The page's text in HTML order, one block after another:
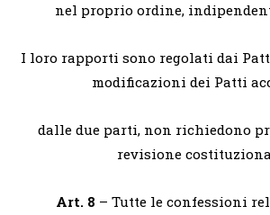
nel proprio ordine,
I loro rapporti sono regolati dai
modificazioni dei Patti
dalle due parti, non richiedono
revisione
Art. 8 – Tutte le confessioni